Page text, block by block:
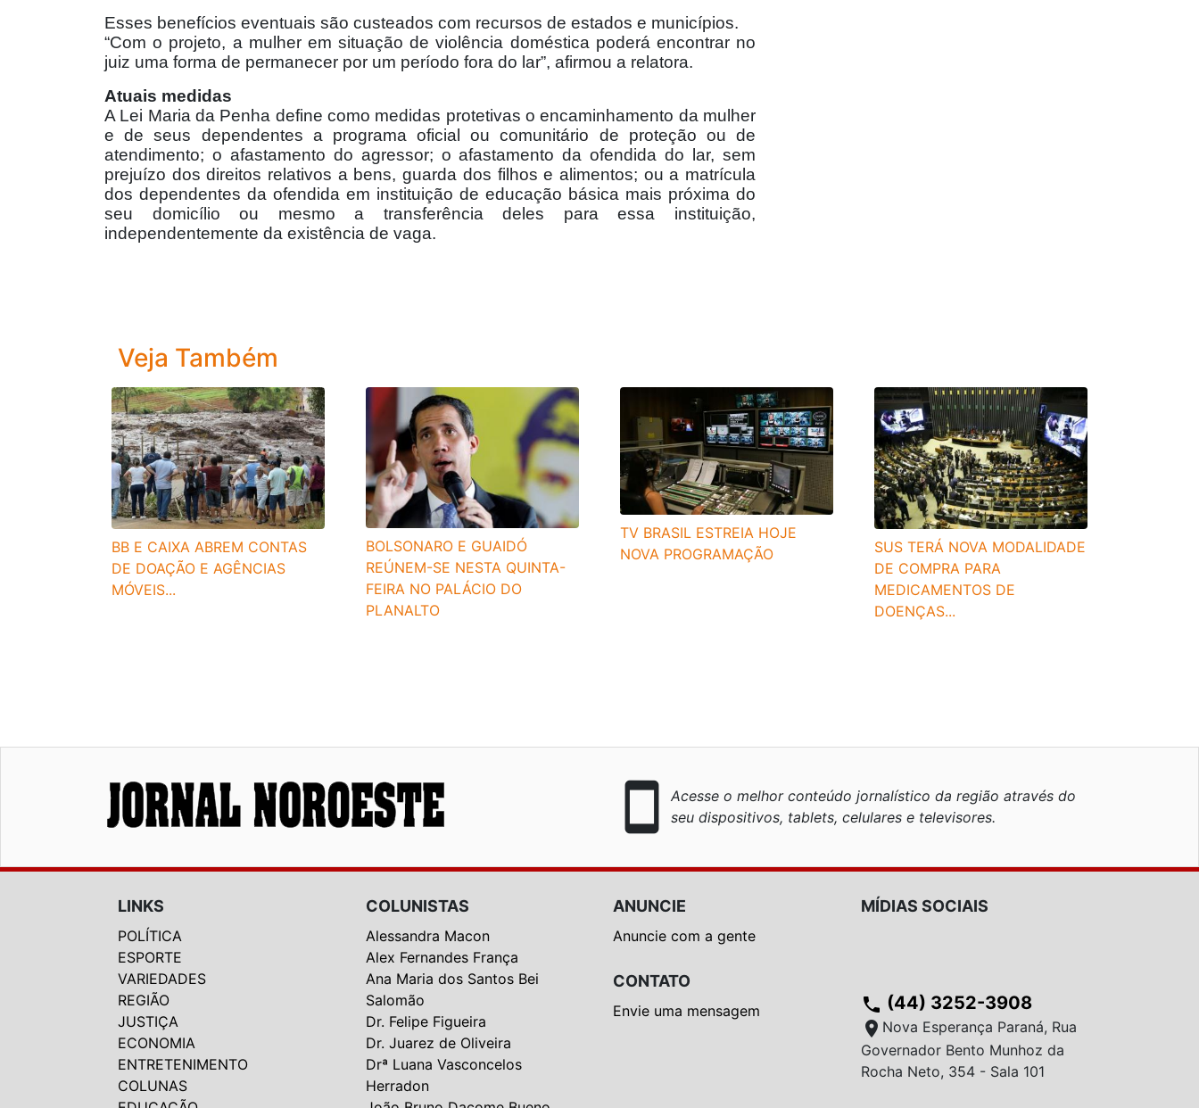
Esses benefícios eventuais são custeados com recursos de estados e municípios.
“Com o projeto, a mulher em situação de violência doméstica poderá encontrar no
juiz uma forma de permanecer por um período fora do lar”, afirmou a relatora.
Atuais medidas
A Lei Maria da Penha define como medidas protetivas o encaminhamento da mulher
e de seus dependentes a programa oficial ou comunitário de proteção ou de
atendimento; o afastamento do agressor; o afastamento da ofendida do lar, sem
prejuízo dos direitos relativos a bens, guarda dos filhos e alimentos; ou a matrícula
dos dependentes da ofendida em instituição de educação básica mais próxima do
seu domicílio ou mesmo a transferência deles para essa instituição,
independentemente da existência de vaga.
Veja Também
BB E CAIXA ABREM CONTAS
DE DOAÇÃO E AGÊNCIAS
MÓVEIS...
BOLSONARO E GUAIDÓ
REÚNEM-SE NESTA QUINTA-
FEIRA NO PALÁCIO DO
PLANALTO
TV BRASIL ESTREIA HOJE
NOVA PROGRAMAÇÃO
SUS TERÁ NOVA MODALIDADE
DE COMPRA PARA
MEDICAMENTOS DE
DOENÇAS...
smartphone
Acesse o melhor conteúdo jornalístico da região através do
seu dispositivos, tablets, celulares e televisores.
LINKS
POLÍTICA
ESPORTE
VARIEDADES
REGIÃO
JUSTIÇA
ECONOMIA
ENTRETENIMENTO
COLUNAS
COLUNISTAS
Alessandra Macon
Alex Fernandes França
Ana Maria dos Santos Bei
Salomão
Dr. Felipe Figueira
Dr. Juarez de Oliveira
Drª Luana Vasconcelos
Herradon
ANUNCIE
Anuncie com a gente
CONTATO
Envie uma mensagem
MÍDIAS SOCIAIS
phone (44) 3252-3908
location_on Nova Esperança Paraná, Rua
Governador Bento Munhoz da
Rocha Neto, 354 - Sala 101